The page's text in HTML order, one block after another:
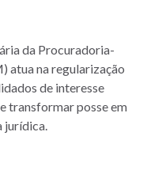
da Procuradoria-
atua na regularização
de interesse
transformar posse em
jurídica.